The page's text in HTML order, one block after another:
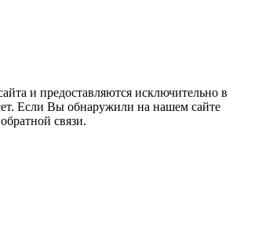
и предоставляются исключительно в
Если Вы обнаружили на нашем сайте
связи.